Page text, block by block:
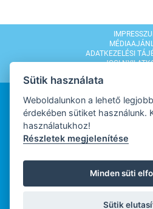
ADATKEZELÉSI
JOGI
WEBDESIGN
Sütik használata
Weboldalunkon a lehető
érdekében sütiket használunk.
használatukhoz!
Részletek megjelenítése
Minden süti
Sütik